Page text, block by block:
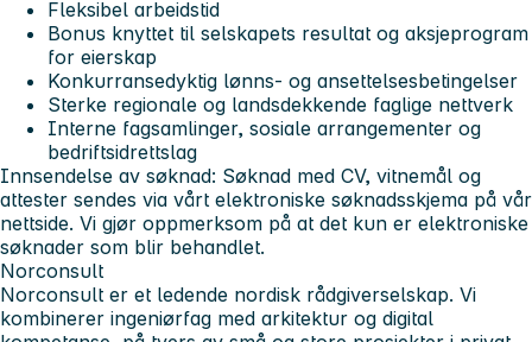
Fleksibel arbeidstid
Bonus knyttet til selskapets resultat og aksjeprogram
for eierskap
Konkurransedyktig lønns- og ansettelsesbetingelser
Sterke regionale og landsdekkende faglige nettverk
Interne fagsamlinger, sosiale arrangementer og
bedriftsidrettslag
Innsendelse av søknad: Søknad med CV, vitnemål og
attester sendes via vårt elektroniske søknadsskjema på vår
nettside. Vi gjør oppmerksom på at det kun er elektroniske
søknader som blir behandlet.
Norconsult
Norconsult er et ledende nordisk rådgiverselskap. Vi
kombinerer ingeniørfag med arkitektur og digital